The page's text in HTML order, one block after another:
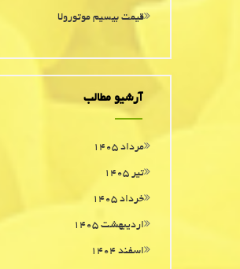
قیمت بیسیم موتورولا
آرشیو مطالب
مرداد ۱۴۰۵
تیر ۱۴۰۵
خرداد ۱۴۰۵
اردیبهشت ۱۴۰۵
اسفند ۱۴۰۴